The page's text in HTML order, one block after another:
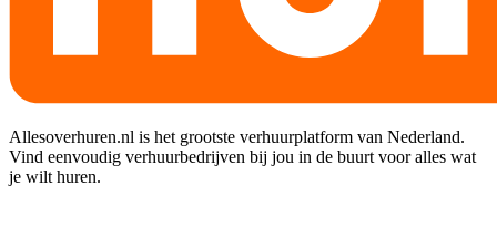
Allesoverhuren.nl is het grootste verhuurplatform van Nederland.
Vind eenvoudig verhuurbedrijven bij jou in de buurt voor alles wat
je wilt huren.